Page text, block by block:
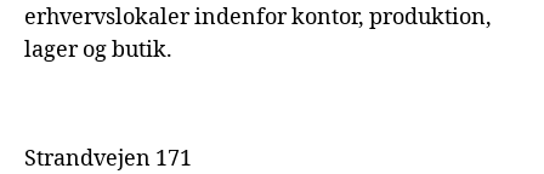
erhvervslokaler indenfor kontor, produktion,
lager og butik.
Strandvejen 171